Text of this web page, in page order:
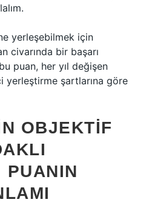
yerleşebilmek için
civarında bir başarı
puan, her yıl değişen
yerleştirme şartlarına göre
OBJEKTIF
PUANIN